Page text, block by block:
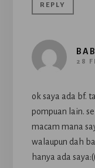
REPLY
28
ok saya ada bf.
pompuan lain.
macam mana
walaupun dah
hanya ada